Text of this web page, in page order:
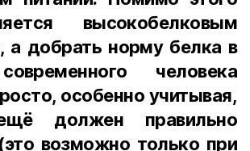
высокобелковым
а добрать норму белка в
человека
особенно учитывая,
должен правильно
возможно только при